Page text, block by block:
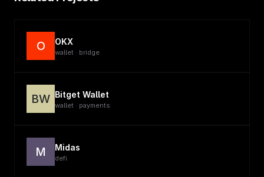
O OKX
wallet · bridge
BW Bitget Wallet
wallet · payments
M Midas
defi